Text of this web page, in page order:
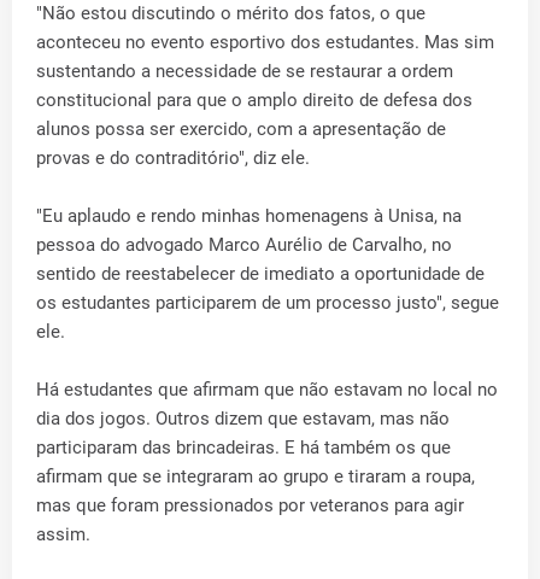
"Não estou discutindo o mérito dos fatos, o que
aconteceu no evento esportivo dos estudantes. Mas sim
sustentando a necessidade de se restaurar a ordem
constitucional para que o amplo direito de defesa dos
alunos possa ser exercido, com a apresentação de
provas e do contraditório", diz ele.
"Eu aplaudo e rendo minhas homenagens à Unisa, na
pessoa do advogado Marco Aurélio de Carvalho, no
sentido de reestabelecer de imediato a oportunidade de
os estudantes participarem de um processo justo", segue
ele.
Há estudantes que afirmam que não estavam no local no
dia dos jogos. Outros dizem que estavam, mas não
participaram das brincadeiras. E há também os que
afirmam que se integraram ao grupo e tiraram a roupa,
mas que foram pressionados por veteranos para agir
assim.